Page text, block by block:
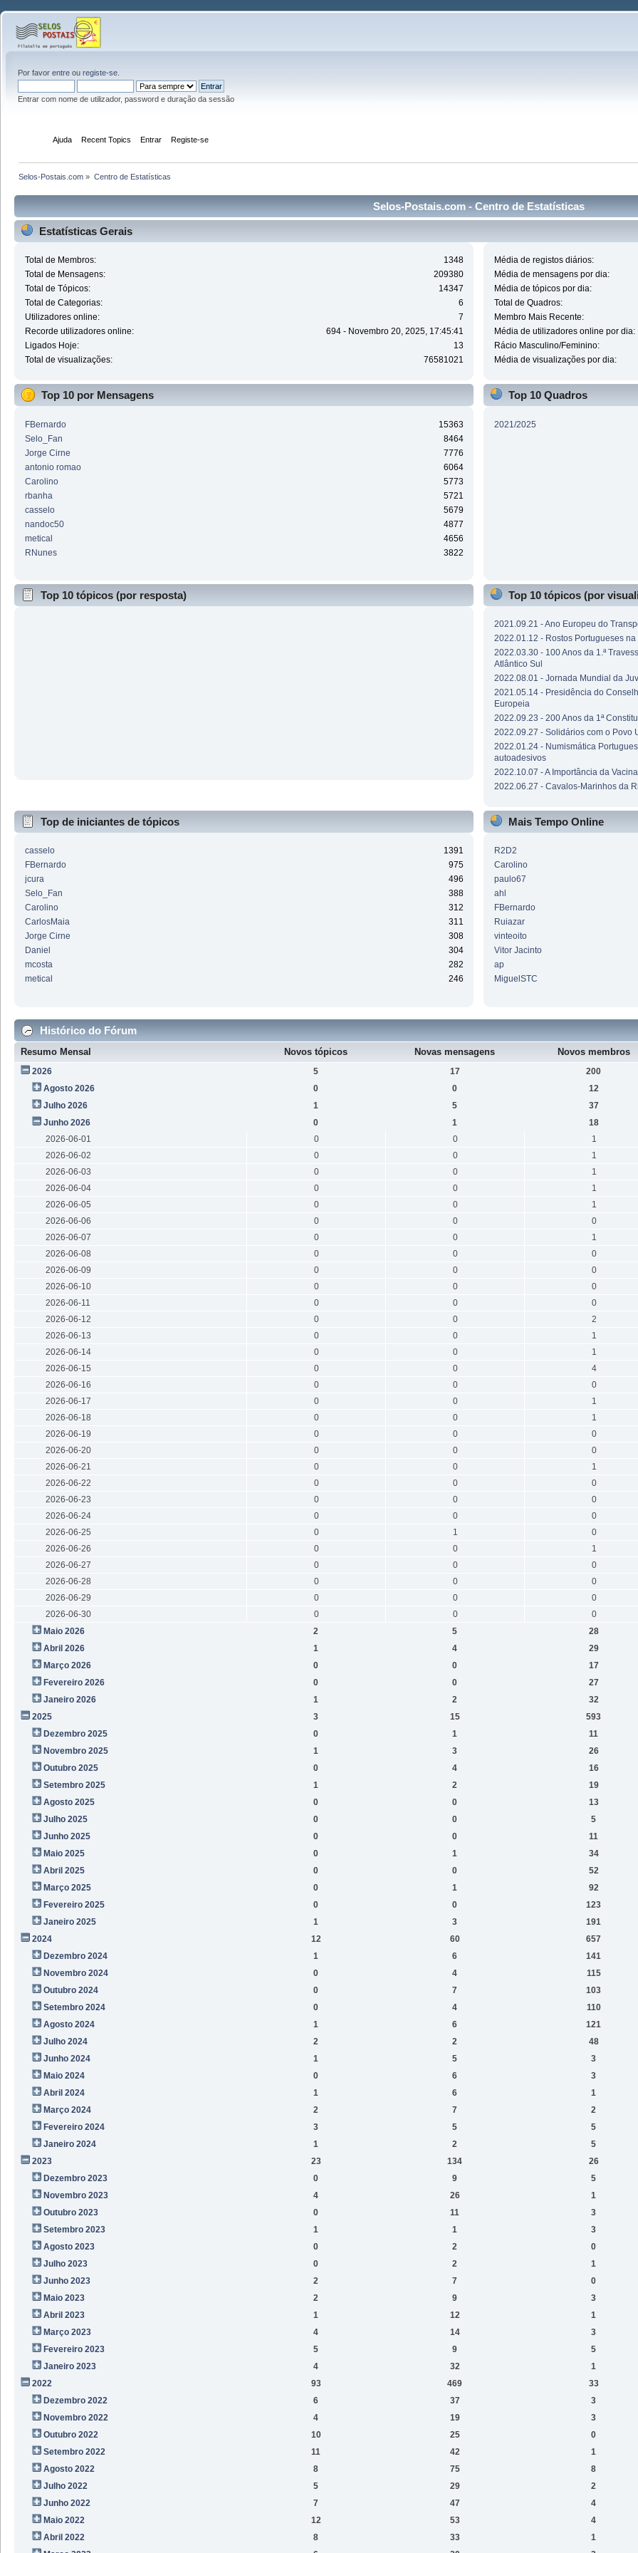
Por favor entre ou registe-se
Entrar com nome de utilizador, password e duração da sessão
Ajuda Recent Topics Entrar Registe-se
Selos-Postais.com » Centro de Estatísticas
Selos-Postais.com - Centro de Estatísticas
Estatísticas Gerais
Total de Membros:
1348
Total de Mensagens:
209380
Total de Tópicos:
14347
Total de Categorias:
6
Utilizadores online:
7
Recorde utilizadores online:
694 - Novembro 20, 2025, 17:45:41
Ligados Hoje:
13
Total de visualizações:
76581021
Média de registos diários:
Média de mensagens por dia:
Média de tópicos por dia:
Total de Quadros:
Membro Mais Recente:
Média de utilizadores online por dia:
Rácio Masculino/Feminino:
Média de visualizações por dia:
Top 10 por Mensagens
FBernardo
15363
Selo_Fan
8464
Jorge Cirne
7776
antonio romao
6064
Carolino
5773
rbanha
5721
casselo
5679
nandoc50
4877
metical
4656
RNunes
3822
Top 10 Quadros
2021/2025
Top 10 tópicos (por resposta) Top 10 tópicos (por
2021.09.21 - Ano Europeu do
2022.01.12 - Rostos Portugueses na
2022.03.30 - 100 Anos da 1.ª
Atlântico Sul
2022.08.01 - Jornada Mundial da
2021.05.14 - Presidência do
Europeia
2022.09.23 - 200 Anos da 1ª
2022.09.27 - Solidários com o Povo
2022.01.24 - Numismática
autoadesivos
2022.10.07 - A Importância da
2022.06.27 - Cavalos-Marinhos da
Top de iniciantes de tópicos
casselo
1391
FBernardo
975
jcura
496
Selo_Fan
388
Carolino
312
CarlosMaia
311
Jorge Cirne
308
Daniel
304
mcosta
282
metical
246
Mais Tempo Online
R2D2
Carolino
paulo67
ahl
FBernardo
Ruiazar
vinteoito
Vitor Jacinto
ap
MiguelSTC
Histórico do Fórum
Resumo Mensal Novos tópicos Novas mensagens Novos membros
2026 5 17
200
Agosto 2026
0 0
12
Julho 2026
1 5
37
Junho 2026
0 1
18
2026-06-01
0 0
1
2026-06-02
0 0
1
2026-06-03
0 0
1
2026-06-04
0 0
1
2026-06-05
0 0
1
2026-06-06
0 0
0
2026-06-07
0 0
1
2026-06-08
0 0
0
2026-06-09
0 0
0
2026-06-10
0 0
0
2026-06-11
0 0
0
2026-06-12
0 0
2
2026-06-13
0 0
1
2026-06-14
0 0
1
2026-06-15
0 0
4
2026-06-16
0 0
0
2026-06-17
0 0
1
2026-06-18
0 0
1
2026-06-19
0 0
0
2026-06-20
0 0
0
2026-06-21
0 0
1
2026-06-22
0 0
0
2026-06-23
0 0
0
2026-06-24
0 0
0
2026-06-25
0 1
0
2026-06-26
0 0
1
2026-06-27
0 0
0
2026-06-28
0 0
0
2026-06-29
0 0
0
2026-06-30
0 0
0
Maio 2026
2 5
28
Abril 2026
1 4
29
Março 2026
0 0
17
Fevereiro 2026
0 0
27
Janeiro 2026
1 2
32
2025
3 15
593
Dezembro 2025
0 1
11
Novembro 2025
1 3
26
Outubro 2025
0 4
16
Setembro 2025
1 2
19
Agosto 2025
0 0
13
Julho 2025
0 0
5
Junho 2025
0 0
11
Maio 2025
0 1
34
Abril 2025
0 0
52
Março 2025
0 1
92
Fevereiro 2025
0 0
123
Janeiro 2025
1 3
191
2024
12 60
657
Dezembro 2024
1 6
141
Novembro 2024
0 4
115
Outubro 2024
0 7
103
Setembro 2024
0 4
110
Agosto 2024
1 6
121
Julho 2024
2 2
48
Junho 2024
1 5
3
Maio 2024
0 6
3
Abril 2024
1 6
1
Março 2024
2 7
2
Fevereiro 2024
3 5
5
Janeiro 2024
1 2
5
2023
23 134
26
Dezembro 2023
0 9
5
Novembro 2023
4 26
1
Outubro 2023
0 11
3
Setembro 2023
1 1
3
Agosto 2023
0 2
0
Julho 2023
0 2
1
Junho 2023
2 7
0
Maio 2023
2 9
3
Abril 2023
1 12
1
Março 2023
4 14
3
Fevereiro 2023
5 9
5
Janeiro 2023
4 32
1
2022
93 469
33
Dezembro 2022
6 37
3
Novembro 2022
4 19
3
Outubro 2022
10 25
0
Setembro 2022
11 42
1
Agosto 2022
8 75
8
Julho 2022
5 29
2
Junho 2022
7 47
4
Maio 2022
12 53
4
Abril 2022
8 33
1